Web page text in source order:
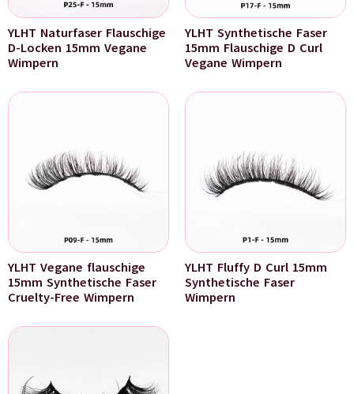
YLHT Naturfaser Flauschige
D-Locken 15mm Vegane
Wimpern
YLHT Synthetische Faser
15mm Flauschige D Curl
Vegane Wimpern
YLHT Vegane flauschige
15mm Synthetische Faser
Cruelty-Free Wimpern
YLHT Fluffy D Curl 15mm
Synthetische Faser
Wimpern